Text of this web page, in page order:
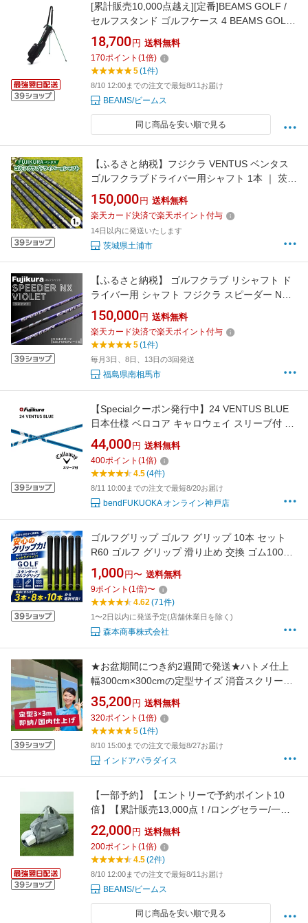
[累計販売10,000点越え][定番]BEAMS GOLF /
セルフスタンド ゴルフケース 4 BEAMS GOLF
ビームス ゴルフ スポーツ・アウトドア用品 ゴ
ルフグッズ ブラック ベージュ グリーン ネイビ
ー【送料無料】[Rakuten Fashion]
18,700 円 送料無料
170ポイント (1倍)
5(1件)
8/10 12:00までの注文で最短8/11お届け
BEAMS/ビームス
同じ商品を安い順で見る
【ふるさと納税】フジクラ VENTUS ベンタス
ゴルフクラブドライバー用シャフト 1本 ｜ 茨城
県土浦市マロニエゴルフのリシャフト券・お手
持ちのゴルフクラブのシャフトを交換 VENTUS
がアップグレード！VENTUS ゴルフシャフト
※離島への配送不可
150,000 円 送料無料
楽天カード決済で楽天ポイント付与
14日以内に発送いたします
茨城県土浦市
【ふるさと納税】 ゴルフクラブ リシャフト ド
ライバー用 シャフト フジクラ スピーダー NX
バイオレット ｜ Fujikura 藤倉 ドライバー
Speeder NX Violet そうまスポーツ bx008-aa
150,000 円 送料無料
楽天カード決済で楽天ポイント付与
5(1件)
毎月3日、8日、13日の3回発送
福島県南相馬市
【Specialクーポン発行中】24 VENTUS BLUE
日本仕様 ベロコア キャロウェイ スリーブ付 シ
ャフト フジクラ シャフト ventus blue ベンタス
ブルー クアンタム エリート パラダイム ローグ
等 bend神戸 bendFUKUOKA オンライン神戸
44,000 円 送料無料
400ポイント (1倍)
4.5(4件)
8/11 10:00までの注文で最短8/20お届け
bendFUKUOKA オンライン神戸店
ゴルフグリップ ゴルフ グリップ 10本 セット
R60 ゴルフ グリップ 滑り止め 交換 ゴム100％
ゴルフクラブ 交換用グリップ ツアーベルト ラ
バー 8本 10本 12本 バックラインなし ブラック
黒 ゴルフクラブ用グリップ 大人用
1,000 円〜 送料無料
9ポイント (1倍)〜
4.62(71件)
1〜2日以内に発送予定(店舗休業日を除く)
森本商事株式会社
★お盆期間につき約2週間で発送★ハトメ仕上
幅300cm×300cmの定型サイズ 消音スクリーン
シミュレーションゴルフ用 吸音 防音 衝撃吸収
ハイグレード特殊素材 プロジェクター インド
アゴルフ 自宅 室内用 ハトメ仕上げ 高品質 シュ
ミレーションゴルフ
35,200 円 送料無料
320ポイント (1倍)
5(1件)
8/10 15:00までの注文で最短8/27お届け
インドアパラダイス
【一部予約】【エントリーで予約ポイント10
倍】【累計販売13,000点！/ロングセラー/一体
型】シューズケース付き ボストンバッグ 2 ｜
ギフト ゴルフ 旅行 バイカラー 重宝アイテム
BEAMS GOLF ビームス ゴルフ スポーツ・アウ
ト【先行予約】*【送料無料】[Rakuten
Fashion]
22,000 円 送料無料
200ポイント (1倍)
4.5(2件)
8/10 12:00までの注文で最短8/11お届け
BEAMS/ビームス
同じ商品を安い順で見る